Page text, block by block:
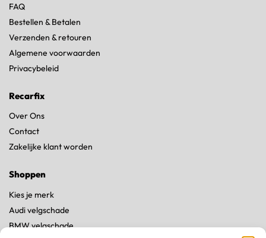
FAQ
Bestellen & Betalen
Verzenden & retouren
Algemene voorwaarden
Privacybeleid
Recarfix
Over Ons
Contact
Zakelijke klant worden
Shoppen
Kies je merk
Audi velgschade
BMW velgschade